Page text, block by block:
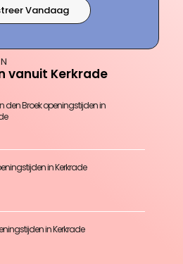
Vandaag
vanuit Kerkrade
den Broek openingstijden in
in Kerkrade
in Kerkrade